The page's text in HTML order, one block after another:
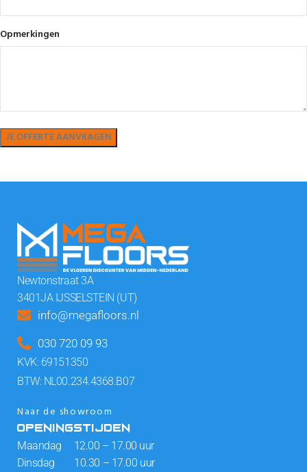
Opmerkingen
Newtonstraat 3A
3401JA IJSSELSTEIN (UT)
info@megafloors.nl
030 720 09 93
KVK: 69151350
BTW: NL00.234.4368.B07
Naar de showroom
OPENINGSTIJDEN
Maandag 12.00 – 17.00 uur
Dinsdag 10.30 – 17.00 uur